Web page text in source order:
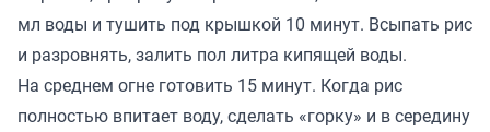
мл воды и тушить под крышкой 10 минут. Всыпать рис
и разровнять, залить пол литра кипящей воды.
На среднем огне готовить 15 минут. Когда рис
полностью впитает воду, сделать «горку» и в середину